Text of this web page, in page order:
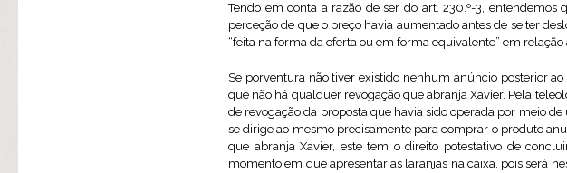
Tendo em conta a razão de ser do art. 230.º-3,
perceção de que o preço havia aumentado antes de se ter
“feita na forma da oferta ou em forma equivalente” em relação
Se porventura não tiver existido nenhum anúncio posterior
que não há qualquer revogação que abranja Xavier. Pela
de revogação da proposta que havia sido operada por meio
se dirige ao mesmo precisamente para comprar o produto
que abranja Xavier, este tem o direito potestativo de
momento em que apresentar as laranjas na caixa, pois será